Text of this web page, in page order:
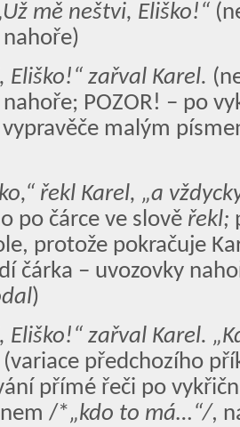
mě neštvi, Eliško!“
Eliško!“ zařval Karel.
POZOR! – po
malým
řekl Karel, „a
po čárce ve slově řekl;
protože pokračuje
čárka – uvozovky
)
Eliško!“ zařval Karel.
(variace předchozího
přímé řeči po
/*„kdo to má…“/,